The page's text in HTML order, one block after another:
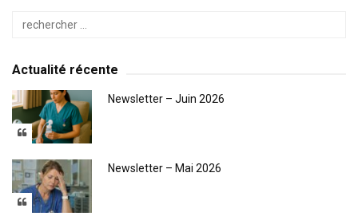
Actualité récente
Newsletter – Juin 2026
Newsletter – Mai 2026